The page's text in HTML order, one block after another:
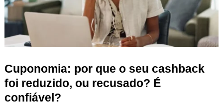
Cuponomia: por que o seu cashback
foi reduzido, ou recusado? É
confiável?